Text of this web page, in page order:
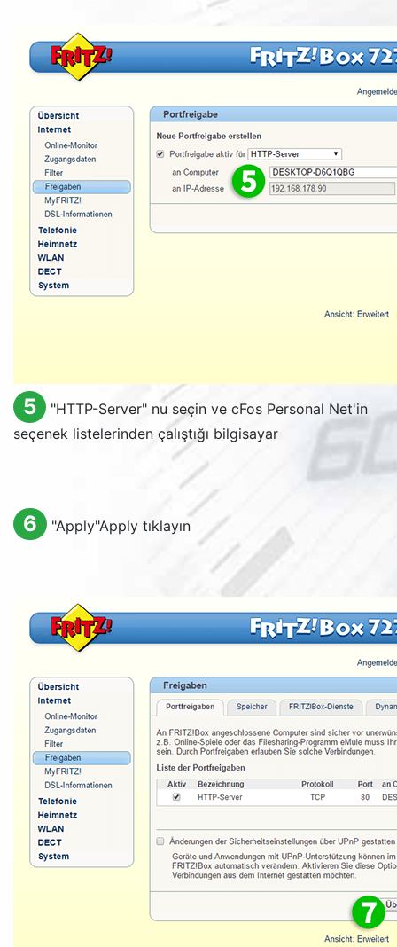
5 "HTTP-Server" nu seçin ve cFos Personal Net'in
seçenek listelerinden çalıştığı bilgisayar
6 "Apply"Applytıklayın